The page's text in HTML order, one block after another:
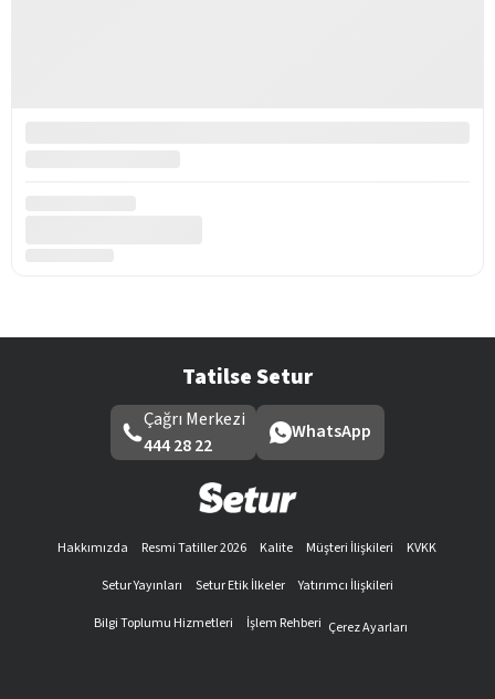
Tatilse Setur
Çağrı Merkezi
444 28 22
WhatsApp
Hakkımızda Resmi Tatiller 2026 Kalite Müşteri İlişkileri
KVKK
Setur Yayınları
Setur Etik İlkeler
Yatırımcı İlişkileri
Bilgi Toplumu Hizmetleri
İşlem Rehberi Çerez Ayarları